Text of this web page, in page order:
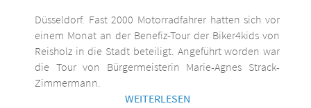
Düsseldorf. Fast 2000 Motorradfahrer hatten sich vor
einem Monat an der Benefiz-Tour der Biker4kids von
Reisholz in die Stadt beteiligt. Angeführt worden war
die Tour von Bürgermeisterin Marie-Agnes Strack-
Zimmermann.
WEITERLESEN